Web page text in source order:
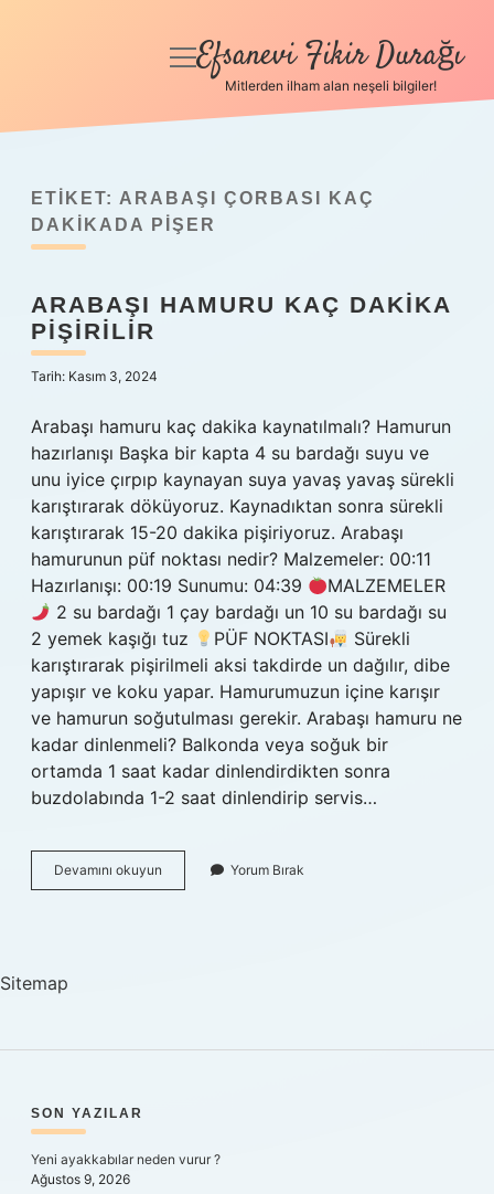
Anasayfa
Yasal Uyarı
menüyü
Efsanevi Fikir Durağı
Mitlerden ilham alan neşeli bilgiler!
ETIKET: ARABAŞI ÇORBASI KAÇ
DAKIKADA PIŞER
ARABAŞI HAMURU KAÇ DAKIKA
PIŞIRILIR
Tarih: Kasım 3, 2024
Arabaşı hamuru kaç dakika kaynatılmalı? Hamurun
hazırlanışı Başka bir kapta 4 su bardağı suyu ve
unu iyice çırpıp kaynayan suya yavaş yavaş sürekli
karıştırarak döküyoruz. Kaynadıktan sonra sürekli
karıştırarak 15-20 dakika pişiriyoruz. Arabaşı
hamurunun püf noktası nedir? Malzemeler: 00:11
Hazırlanışı: 00:19 Sunumu: 04:39
MALZEMELER
2 su bardağı 1 çay bardağı un 10 su bardağı su
2 yemek kaşığı tuz
PÜF NOKTASI
Sürekli
karıştırarak pişirilmeli aksi takdirde un dağılır, dibe
yapışır ve koku yapar. Hamurumuzun içine karışır
ve hamurun soğutulması gerekir. Arabaşı hamuru ne
kadar dinlenmeli? Balkonda veya soğuk bir
ortamda 1 saat kadar dinlendirdikten sonra
buzdolabında 1-2 saat dinlendirip servis…
Devamını okuyun
Hamuru
Yorum Bırak
Sitemap
SIDEBAR
SON YAZILAR
Yeni ayakkabılar neden vurur ?
Ağustos 9, 2026